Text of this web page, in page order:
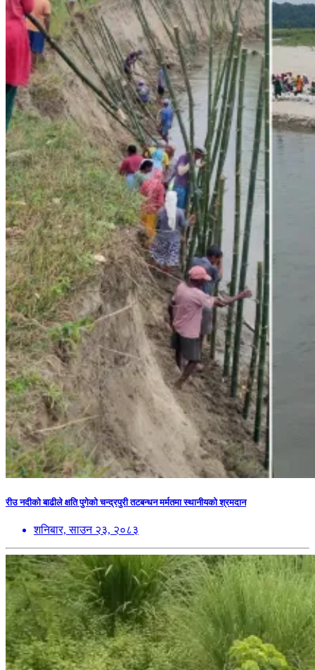
रीउ नदीको बाढीले क्षति पुगेको चन्द्रपुरी तटबन्धन मर्मतमा स्थानीयको श्रमदान
शनिबार, साउन २३, २०८३